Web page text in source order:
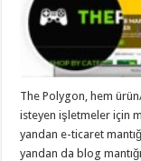
taşımacılık,
gaziantep
evden
taşımacılık,
gaziantep
evden
taşımacılık,
gaziantep
evden
The Polygon, hem
isteyen işletmeler için
yandan e-ticaret
yandan da blog